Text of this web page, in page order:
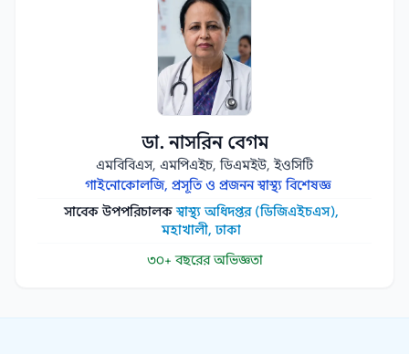
ডা. নাসরিন বেগম
এমবিবিএস, এমপিএইচ, ডিএমইউ, ইওসিটি
গাইনোকোলজি, প্রসূতি ও প্রজনন স্বাস্থ্য বিশেষজ্ঞ
সাবেক উপপরিচালকস্বাস্থ্য অধিদপ্তর (ডিজিএইচএস),
মহাখালী, ঢাকা
৩০+ বছরের অভিজ্ঞতা